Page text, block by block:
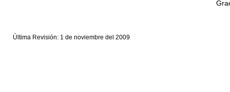
Última Revisión: 1 de noviembre del 2009